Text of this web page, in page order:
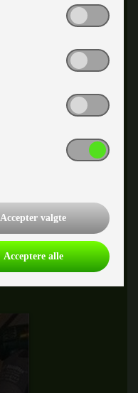
Accepter valgte
Acceptere alle